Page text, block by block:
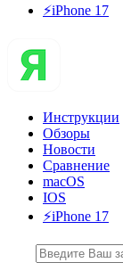
⚡️iPhone 17
Инструкции
Обзоры
Новости
Сравнение
macOS
IOS
⚡️iPhone 17